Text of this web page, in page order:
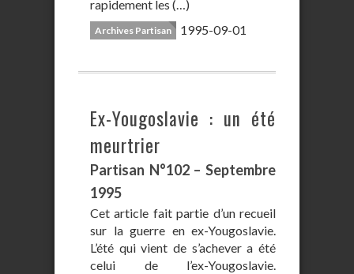
rapidement les (…)
Archives Partisan 1995-09-01
Ex-Yougoslavie : un été
meurtrier
Partisan N°102 – Septembre
1995
Cet article fait partie d’un recueil
sur la guerre en ex-Yougoslavie.
L’été qui vient de s’achever a été
celui de l’ex-Yougoslavie.